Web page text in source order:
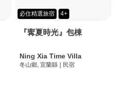
必住精選旅宿 4+
『寗夏時光』包棟
Ning Xia Time Villa
冬山鄉, 宜蘭縣 民宿